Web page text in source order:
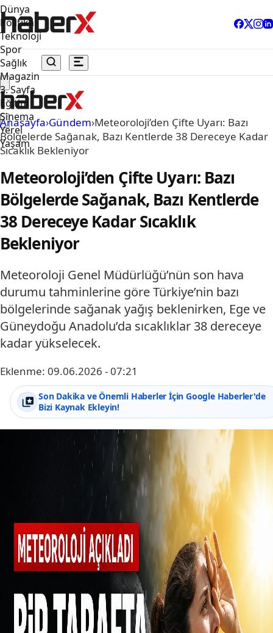
Dünya
Politika
Teknoloji
Spor
Sağlık
Magazin
3. Sayfa
Eğitim
Sinema
Yerel
Yaşam
Anasayfa›Gündem›Meteoroloji’den Çifte Uyarı: Bazı
Bölgelerde Sağanak, Bazı Kentlerde 38 Dereceye Kadar
Sıcaklık Bekleniyor
Meteoroloji’den Çifte Uyarı: Bazı
Bölgelerde Sağanak, Bazı Kentlerde
38 Dereceye Kadar Sıcaklık
Bekleniyor
Meteoroloji Genel Müdürlüğü’nün son hava
durumu tahminlerine göre Türkiye’nin bazı
bölgelerinde sağanak yağış beklenirken, Ege ve
Güneydoğu Anadolu’da sıcaklıklar 38 dereceye
kadar yükselecek.
Eklenme: 09.06.2026 - 07:21
Son Dakika ve Önemli Haberler İçin Google Haberler'de
Bizi Kaynak Ekleyin!